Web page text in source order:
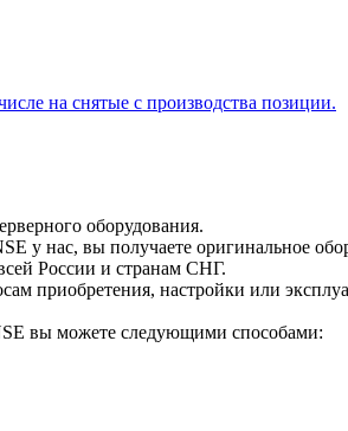
на снятые с производства позиции.
оборудования.
у нас, вы получаете оригинальное
России и странам СНГ.
приобретения, настройки или
вы можете следующими способами: